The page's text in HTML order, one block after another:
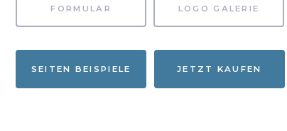
FORMULAR LOGO GALERIE
SEITEN BEISPIELE JETZT KAUFEN